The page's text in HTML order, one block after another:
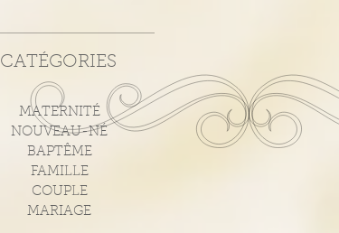
CATÉGORIES
MATERNITÉ
NOUVEAU-NÉ
BAPTÊME
FAMILLE
COUPLE
MARIAGE